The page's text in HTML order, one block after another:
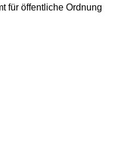
für öffentliche Ordnung